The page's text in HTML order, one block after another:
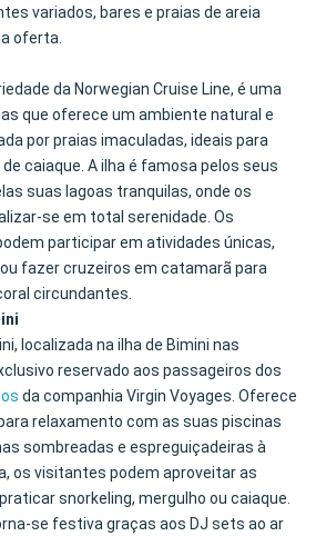
variados, bares e praias de areia
oferta.
da Norwegian Cruise Line, é uma
que oferece um ambiente natural e
por praias imaculadas, ideais para
caiaque. A ilha é famosa pelos seus
suas lagoas tranquilas, onde os
se em total serenidade. Os
participar em atividades únicas,
fazer cruzeiros em catamarã para
circundantes.
localizada na ilha de Bimini nas
reservado aos passageiros dos
da companhia Virgin Voyages. Oferece
relaxamento com as suas piscinas
sombreadas e espreguiçadeiras à
os visitantes podem aproveitar as
snorkeling, mergulho ou caiaque.
se festiva graças aos DJ sets ao ar